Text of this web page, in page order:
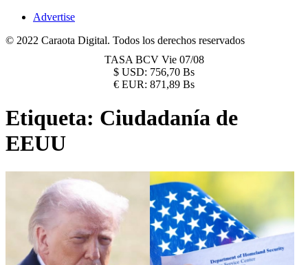
Advertise
© 2022 Caraota Digital. Todos los derechos reservados
TASA BCV Vie 07/08
$ USD: 756,70 Bs
€ EUR: 871,89 Bs
Etiqueta: Ciudadanía de
EEUU